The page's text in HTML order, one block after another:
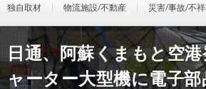
独自取材 物流施設/不動産 災害/事故/不
日通、阿蘇くまもと空
ャーター大型機に電子